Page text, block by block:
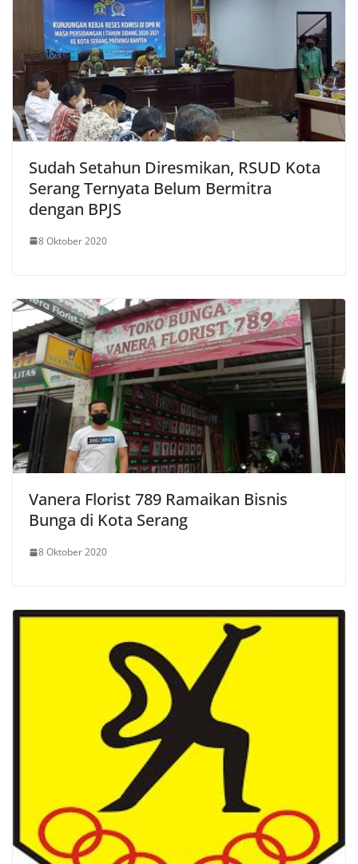
Sudah Setahun Diresmikan, RSUD Kota
Serang Ternyata Belum Bermitra
dengan BPJS
8 Oktober 2020
Vanera Florist 789 Ramaikan Bisnis
Bunga di Kota Serang
8 Oktober 2020